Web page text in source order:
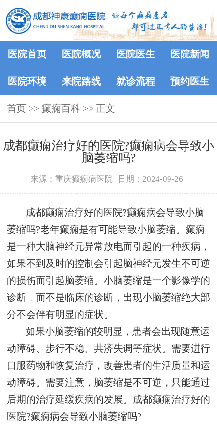
医院首页 医院概况 医院医生 医院新闻
医院环境 来院路线 就诊流程 预约医生
首页 >> 癫痫百科 >> 正文
成都癫痫治疗好的医院?癫痫病会导致小
脑萎缩吗?
来源：重庆癫痫病医院 日期：2024-09-26
成都癫痫治疗好的医院?癫痫病会导致小脑
萎缩吗?老年癫痫是有可能导致小脑萎缩。癫痫
是一种大脑神经元异常放电而引起的一种疾病，
如果不到及时的控制会引起脑神经元发生不可逆
的损伤而引起脑萎缩。小脑萎缩是一个影像学的
诊断，而不是临床的诊断，出现小脑萎缩绝大部
分不会伴有明显的症状。
如果小脑萎缩的较明显，患者会出现随意运
动障碍、步行不稳、共济失调等症状。需要进行
口服药物和恢复治疗，改善患者的生活质量和运
动障碍。需要注意，脑萎缩是不可逆，只能通过
后期的治疗延缓疾病的发展。成都癫痫治疗好的
医院?癫痫病会导致小脑萎缩吗?